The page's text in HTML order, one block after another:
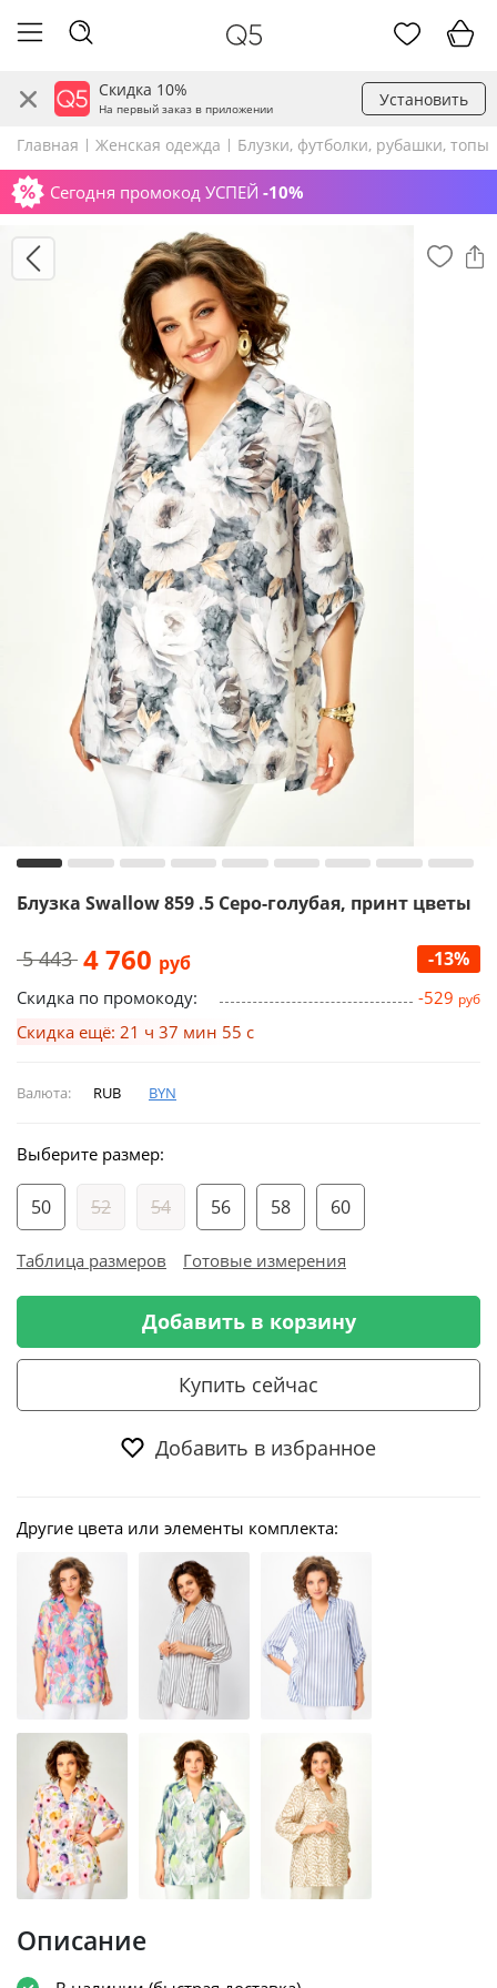
Скидка 10%
На первый заказ в приложении Установить
Главная Женская одежда Блузки, футболки, рубашки, топы
Сегодня промокод УСПЕЙ -10%
Блузка Swallow 859 .5 Серо-голубая, принт цветы
5 443 4 760 руб -13%
Скидка по промокоду: -529 руб
Скидка ещё: 21 ч 37 мин 54 с
Валюта: RUB BYN
Выберите размер:
50 52 54 56 58 60
Таблица размеров Готовые измерения
Добавить в корзину
Купить сейчас
Добавить в избранное
Другие цвета или элементы комплекта:
Описание